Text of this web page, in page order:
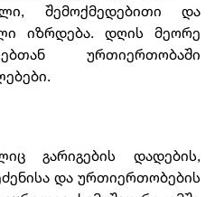
შემოქმედებითი და
იზრდება. დღის მეორე
ურთიერთობაში
გარიგების დადების,
და ურთიერთობების